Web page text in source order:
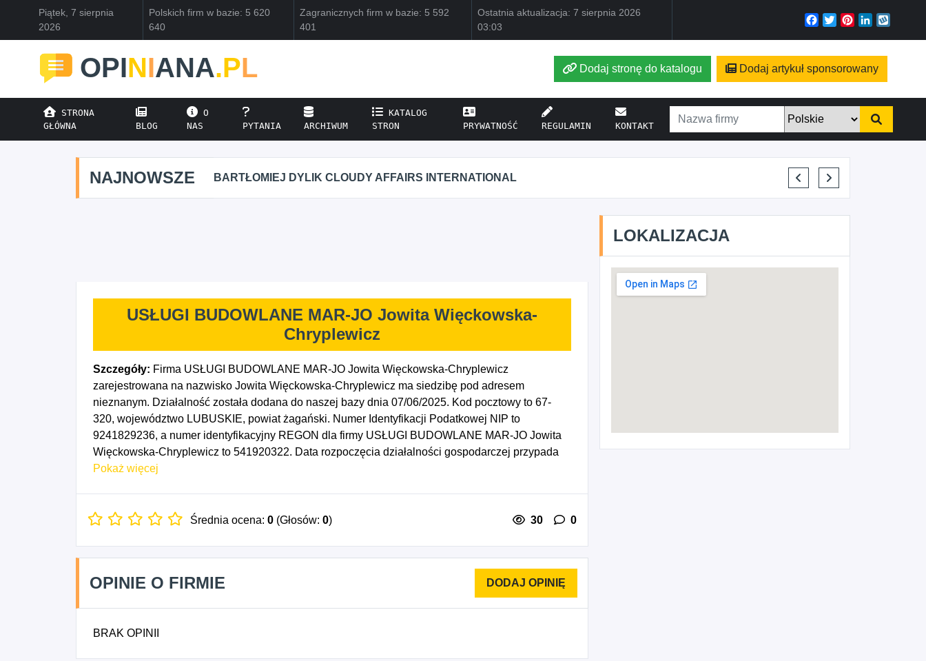
Piątek, 7 sierpnia
2026
Polskich firm w bazie: 5 620
640
Zagranicznych firm w bazie: 5 592
401
Ostatnia aktualizacja: 7 sierpnia 2026
03:03
Facebook
TwitterPinterest
LinkedIn
OPINIANA.PL Dodaj stronę do katalogu Dodaj artykuł sponsorowany
STRONA
GŁÓWNA
BLOG
O
NAS
PYTANIA ARCHIWUM
KATALOG
STRON
PRYWATNOŚĆ REGULAMIN KONTAKT
NAJNOWSZE BARTŁOMIEJ DYLIK CLOUDY AFFAIRS INTERNATIONAL KRYSTIAN PISULA
USŁUGI BUDOWLANE MAR-JO Jowita Więckowska-
Chryplewicz
Szczegóły: Firma USŁUGI BUDOWLANE MAR-JO Jowita Więckowska-Chryplewicz
zarejestrowana na nazwisko Jowita Więckowska-Chryplewicz ma siedzibę pod adresem
nieznanym. Działalność została dodana do naszej bazy dnia 07/06/2025. Kod pocztowy to 67-
320, województwo LUBUSKIE, powiat żagański. Numer Identyfikacji Podatkowej NIP to
9241829236, a numer identyfikacyjny REGON dla firmy USŁUGI BUDOWLANE MAR-JO Jowita
Więckowska-Chryplewicz to 541920322. Data rozpoczęcia działalności gospodarczej przypada
na dzień 03/06/2025. Wybrane kody PKD to: 4311Z - Rozbiórka i burzenie obiektów budowlanych,
specjalistyczne roboty budowlane, gdzie indziej niesklasyfikowane, 4335Z - Wykonywanie
Pokaż więcej
Średnia ocena: 0 (Głosów: 0) 30 0
OPINIE O FIRMIE
BRAK OPINII
LOKALIZACJA